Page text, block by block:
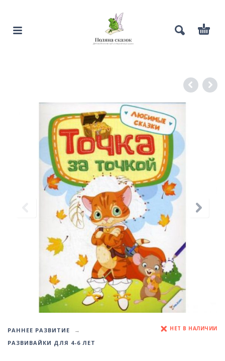
РАННЕЕ РАЗВИТИЕ
РАЗВИВАЙКИ ДЛЯ 4-6 ЛЕТ
НЕТ В НАЛИЧИИ